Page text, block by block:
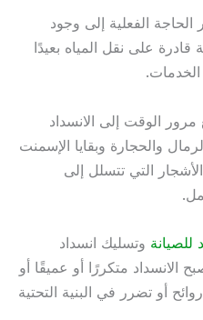
الفعلية إلى وجود
على نقل المياه بعيدًا
الوقت إلى الانسداد
والحجارة وبقايا الإسمنت
التي تتسلل إلى
للصيانة وتسليك انسداد
متكررًا أو عميقًا أو
أو تضرر في البنية التحتية